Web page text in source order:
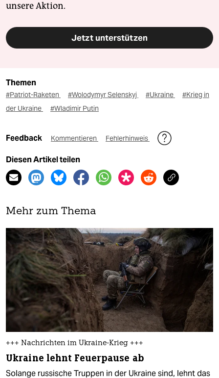
unsere Aktion.
Jetzt unterstützen
Themen
#Patriot-Raketen #Wolodymyr Selenskyj #Ukraine
#Krieg in
der Ukraine
#Wladimir Putin
Feedback Kommentieren Fehlerhinweis
Diesen Artikel teilen
Mehr zum Thema
+++ Nachrichten im Ukraine-Krieg +++
Ukraine lehnt Feuerpause ab
Solange russische Truppen in der Ukraine sind, lehnt das